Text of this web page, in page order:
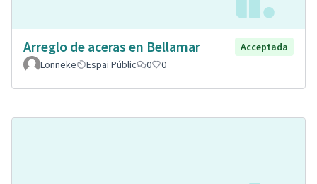
Arreglo de aceras en Bellamar
Acceptada
Lonneke
Espai Públic 0 0